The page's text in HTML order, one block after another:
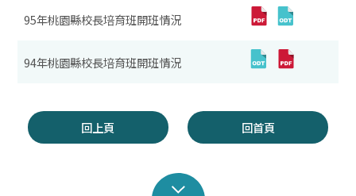
95年桃園縣校長培育班開班情況
94年桃園縣校長培育班開班情況
回上頁 回首頁